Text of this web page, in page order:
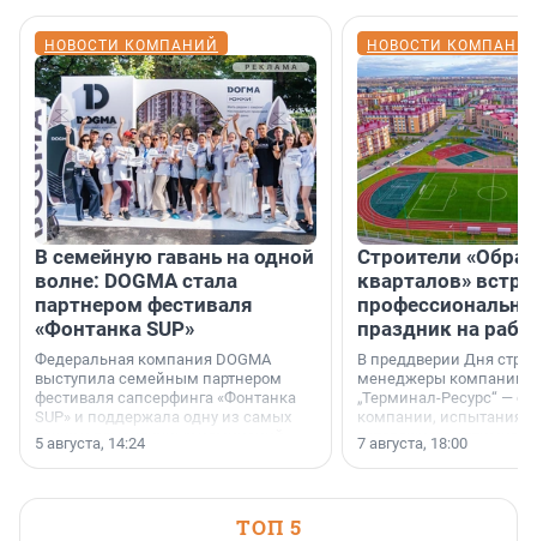
НОВОСТИ КОМПАНИЙ
В семейную гавань на одной
волне: DOGMA стала
партнером фестиваля
«Фонтанка SUP»
Федеральная компания DOGMA
выступила семейным партнером
фестиваля сапсерфинга «Фонтанка
SUP» и поддержала одну из самых
ярких и романтичных номинаций —
«SUP-свадьба».
5 августа, 14:24
НОВОСТИ
Строители
кварталов»
праздник на
В преддверии Дня
менеджеры компании
„Терминал-Ресурс“ — о
компании, испытаниях
осторожного
7 августа, 18:00
ТОП 5